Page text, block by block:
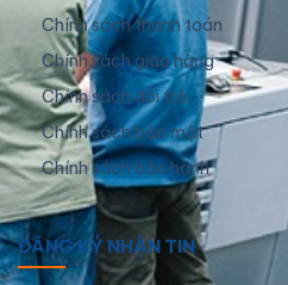
Chính sách thanh toán
Chính sách giao hàng
Chính sách đổi trả
Chính sách bảo mật
Chính sách bảo hành
ĐĂNG KÝ NHẬN TIN